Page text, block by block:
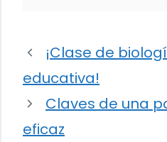
¡Clase de
educativa!
Claves de una
eficaz